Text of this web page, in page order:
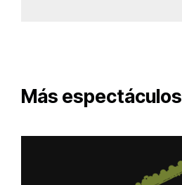
Más espectáculos